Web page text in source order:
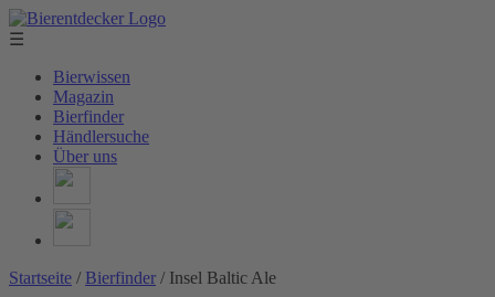
☰
Bierwissen
Magazin
Bierfinder
Händlersuche
Über uns
Startseite / Bierfinder / Insel Baltic Ale